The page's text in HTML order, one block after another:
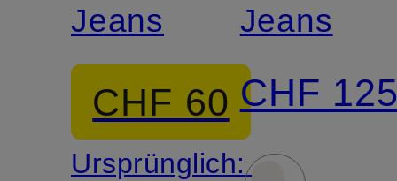
Jeans
CHF 60
Ursprünglich:
Jeans
CHF